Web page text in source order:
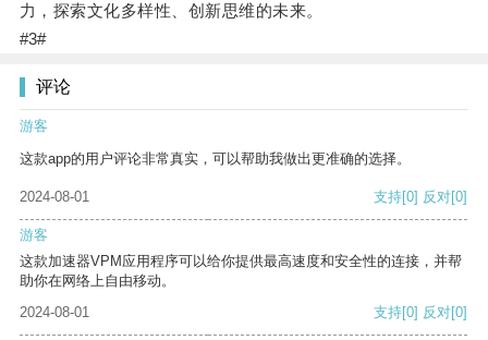
力，探索文化多样性、创新思维的未来。
#3#
评论
游客
这款app的用户评论非常真实，可以帮助我做出更准确的选择。
2024-08-01 支持[0] 反对[0]
游客
这款加速器VPM应用程序可以给你提供最高速度和安全性的连接，并帮
助你在网络上自由移动。
2024-08-01
支持[0] 反对[0]